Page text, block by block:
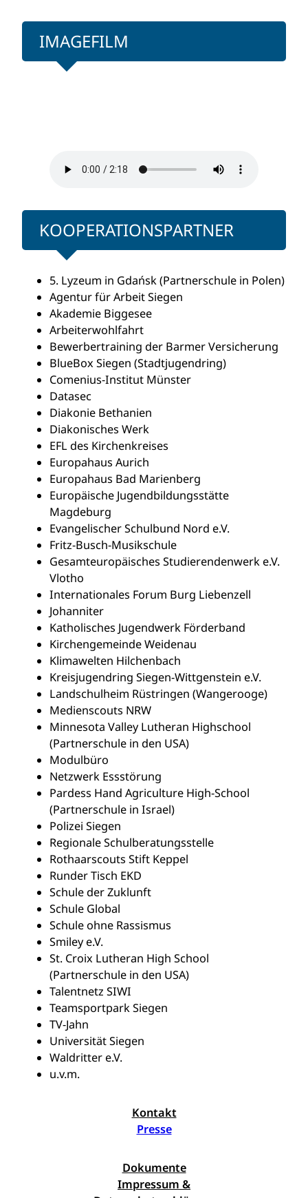
IMAGEFILM
KOOPERATIONSPARTNER
5. Lyzeum in Gdańsk (Partnerschule in Polen)
Agentur für Arbeit Siegen
Akademie Biggesee
Arbeiterwohlfahrt
Bewerbertraining der Barmer Versicherung
BlueBox Siegen (Stadtjugendring)
Comenius-Institut Münster
Datasec
Diakonie Bethanien
Diakonisches Werk
EFL des Kirchenkreises
Europahaus Aurich
Europahaus Bad Marienberg
Europäische Jugendbildungsstätte
Magdeburg
Evangelischer Schulbund Nord e.V.
Fritz-Busch-Musikschule
Gesamteuropäisches Studierendenwerk e.V.
Vlotho
Internationales Forum Burg Liebenzell
Johanniter
Katholisches Jugendwerk Förderband
Kirchengemeinde Weidenau
Klimawelten Hilchenbach
Kreisjugendring Siegen-Wittgenstein e.V.
Landschulheim Rüstringen (Wangerooge)
Medienscouts NRW
Minnesota Valley Lutheran Highschool
(Partnerschule in den USA)
Modulbüro
Netzwerk Essstörung
Pardess Hand Agriculture High-School
(Partnerschule in Israel)
Polizei Siegen
Regionale Schulberatungsstelle
Rothaarscouts Stift Keppel
Runder Tisch EKD
Schule der Zuklunft
Schule Global
Schule ohne Rassismus
Smiley e.V.
St. Croix Lutheran High School
(Partnerschule in den USA)
Talentnetz SIWI
Teamsportpark Siegen
TV-Jahn
Universität Siegen
Waldritter e.V.
u.v.m.
Kontakt
Presse
Dokumente
Impressum &